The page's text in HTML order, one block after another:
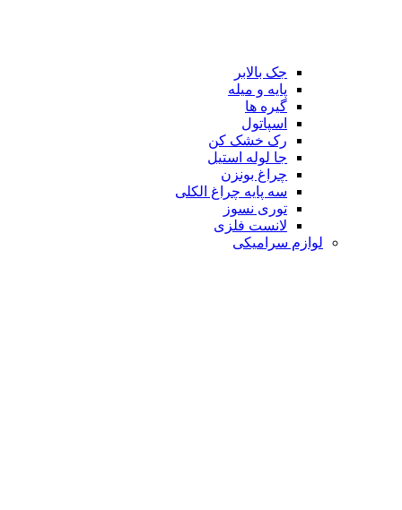
جک بالابر
پایه و میله
گیره ها
اسپاتول
رک خشک کن
جا لوله استیل
چراغ بونزن
سه پایه چراغ الکلی
توری نسوز
لانست فلزی
لوازم سرامیکی